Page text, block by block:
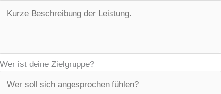
Wer ist deine Zielgruppe?